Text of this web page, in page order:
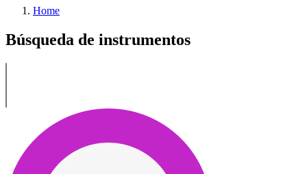
Home
Búsqueda de instrumentos